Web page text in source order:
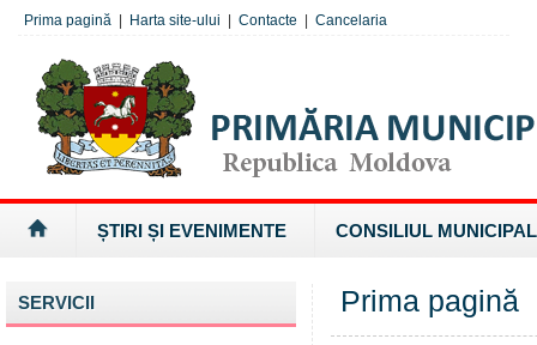
Prima pagină Harta site-ului Contacte Cancelaria
ȘTIRI ȘI EVENIMENTE CONSILIUL MUNICIPAL
SERVICII Prima pagină